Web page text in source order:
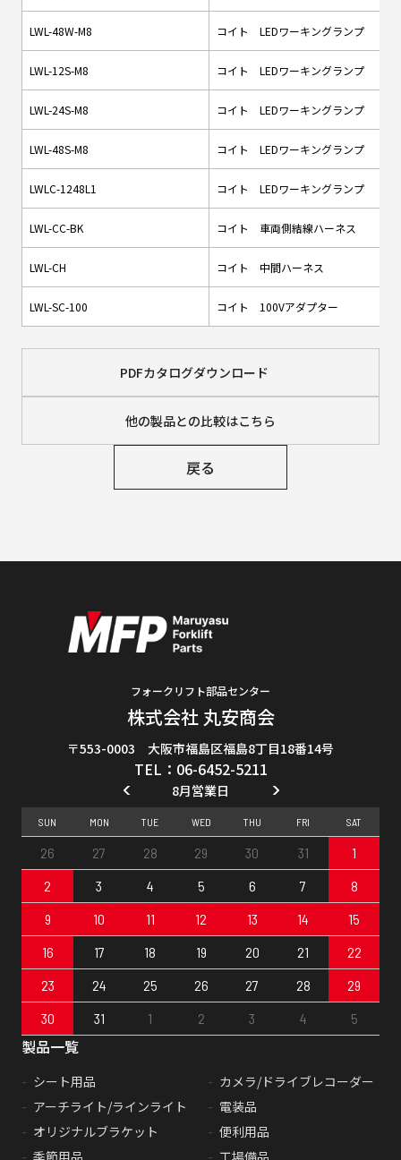
LWL-48W-M8 コイト LEDワーキングランプ
LWL-12S-M8 コイト LEDワーキングランプ
LWL-24S-M8 コイト LEDワーキングランプ
LWL-48S-M8 コイト LEDワーキングランプ
LWLC-1248L1 コイト LEDワーキングランプ
LWL-CC-BK コイト 車両側結線ハーネス
LWL-CH コイト 中間ハーネス
LWL-SC-100 コイト 100Vアダプター
PDFカタログダウンロード
他の製品との比較はこちら
戻る
フォークリフト部品センター
株式会社 丸安商会
〒553-0003 大阪市福島区福島8丁目18番14号
TEL：06-6452-5211
製品一覧
シート用品
カメラ/ドライブレコーダー
アーチライト/ラインライト
電装品
オリジナルブラケット
便利用品
8月営業日
SUN MON TUE WED THU FRI SAT
26 27 28 29 30 31
1
2
3 4 5 6 7
8
9
10 11 12 13 14
15
16
17 18 19 20 21
22
23
24 25 26 27 28
29
30
31 1 2 3 4 5